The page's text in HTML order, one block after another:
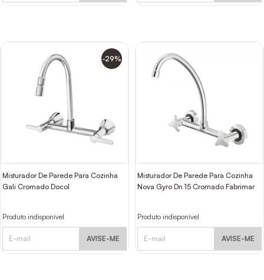
-29%
Misturador De Parede Para Cozinha
Gali Cromado Docol
Produto indisponível
AVISE-ME
Misturador De Parede Para Cozinha
Nova Gyro Dn 15 Cromado Fabrimar
Produto indisponível
AVISE-ME